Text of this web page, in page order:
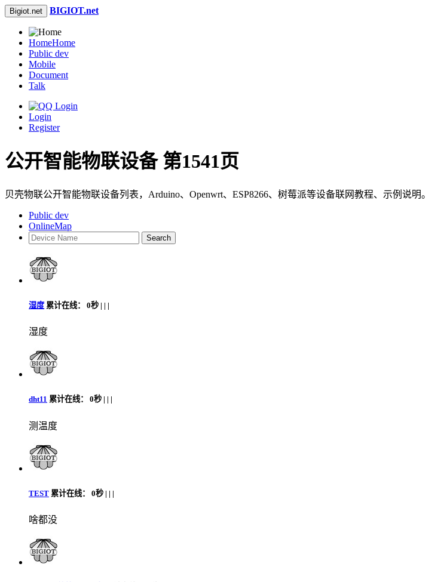
Bigiot.net BIGIOT.net
HomeHome
Public dev
Mobile
Document
Talk
Login
Register
公开智能物联设备 第1541页
贝壳物联公开智能物联设备列表，Arduino、Openwrt、ESP8266、树莓派等设备联网教程、示例说明。
Public dev
OnlineMap
Search
湿度 累计在线： 0秒 | | |
湿度
dht11 累计在线： 0秒 | | |
测温度
TEST 累计在线： 0秒 | | |
啥都没